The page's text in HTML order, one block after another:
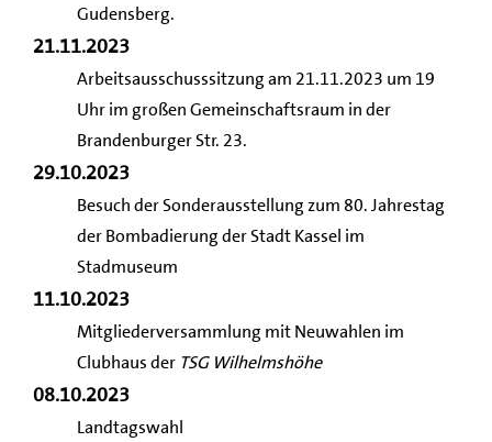
Gudensberg.
21.11.2023
Arbeitsausschusssitzung am 21.11.2023 um 19
Uhr im großen Gemeinschaftsraum in der
Brandenburger Str. 23.
29.10.2023
Besuch der Sonderausstellung zum 80. Jahrestag
der Bombadierung der Stadt Kassel im
Stadmuseum
11.10.2023
Mitgliederversammlung mit Neuwahlen im
Clubhaus der TSG Wilhelmshöhe
08.10.2023
Landtagswahl